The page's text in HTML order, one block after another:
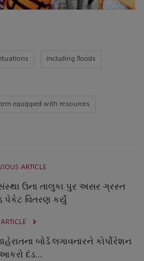
including floods
equipped with resources
ARTICLE
ઉના તાલુકા પુર અસર ગ્રસ્ત
પેકેટ વિતરણ કર્યું
બોર્ડ લગાવનારને કોર્પોરેશન
આકરો દંડ...